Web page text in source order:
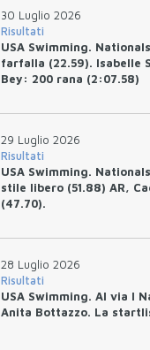
30 Luglio 2026
Risultati
USA Swimming.
farfalla (22.59). Isabelle
Bey: 200 rana (2:07.58)
29 Luglio 2026
Risultati
USA Swimming.
stile libero (51.88) AR,
(47.70).
28 Luglio 2026
Risultati
USA Swimming. Al via I
Anita Bottazzo. La